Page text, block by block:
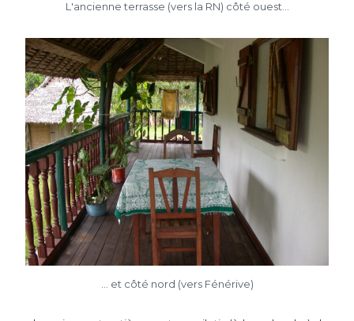
L'ancienne terrasse (vers la RN) côté ouest...
... et côté nord (vers Fénérive)